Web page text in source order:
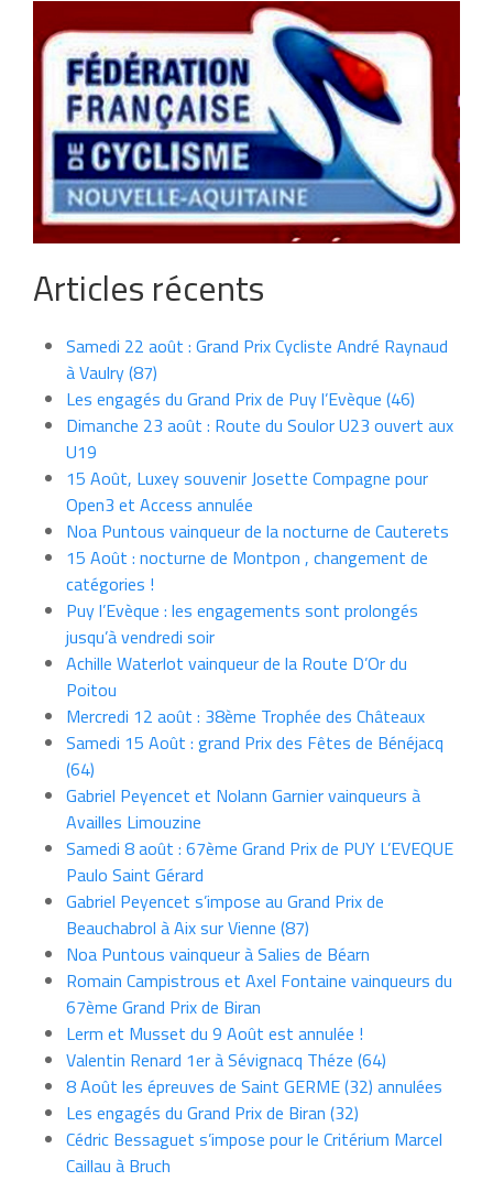
Articles récents
Samedi 22 août : Grand Prix Cycliste André Raynaud
à Vaulry (87)
Les engagés du Grand Prix de Puy l’Evèque (46)
Dimanche 23 août : Route du Soulor U23 ouvert aux
U19
15 Août, Luxey souvenir Josette Compagne pour
Open3 et Access annulée
Noa Puntous vainqueur de la nocturne de Cauterets
15 Août : nocturne de Montpon , changement de
catégories !
Puy l’Evèque : les engagements sont prolongés
jusqu’à vendredi soir
Achille Waterlot vainqueur de la Route D’Or du
Poitou
Mercredi 12 août : 38ème Trophée des Châteaux
Samedi 15 Août : grand Prix des Fêtes de Bénéjacq
(64)
Gabriel Peyencet et Nolann Garnier vainqueurs à
Availles Limouzine
Samedi 8 août : 67ème Grand Prix de PUY L’EVEQUE
Paulo Saint Gérard
Gabriel Peyencet s’impose au Grand Prix de
Beauchabrol à Aix sur Vienne (87)
Noa Puntous vainqueur à Salies de Béarn
Romain Campistrous et Axel Fontaine vainqueurs du
67ème Grand Prix de Biran
Lerm et Musset du 9 Août est annulée !
Valentin Renard 1er à Sévignacq Théze (64)
8 Août les épreuves de Saint GERME (32) annulées
Les engagés du Grand Prix de Biran (32)
Cédric Bessaguet s’impose pour le Critérium Marcel
Caillau à Bruch